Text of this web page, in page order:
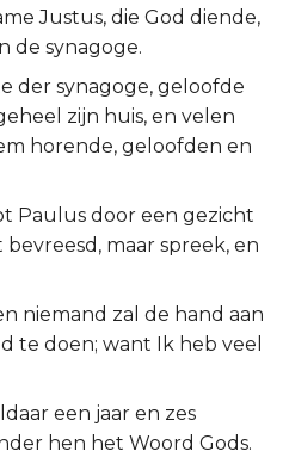
Justus, die God diende,
de synagoge.
der synagoge, geloofde
zijn huis, en velen
horende, geloofden en
Paulus door een gezicht
maar spreek, en
niemand zal de hand aan
te doen; want Ik heb veel
een jaar en zes
hen het Woord Gods.